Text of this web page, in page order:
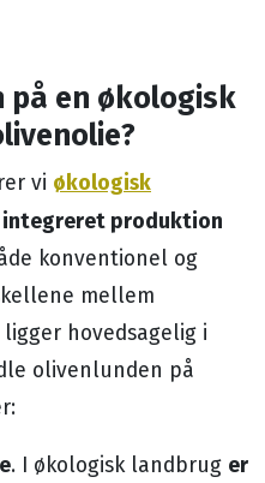
en økologisk
vi økologisk
integreret produktion
konventionel og
mellem
hovedsagelig i
olivenlunden på
. I økologisk landbrug er